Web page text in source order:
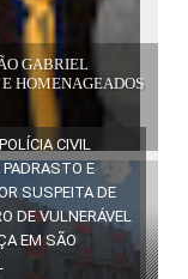
GABRIEL
HOMENAGEADOS
CIVIL
PADRASTO E
SUSPEITA DE
DE VULNERÁVEL
EM SÃO